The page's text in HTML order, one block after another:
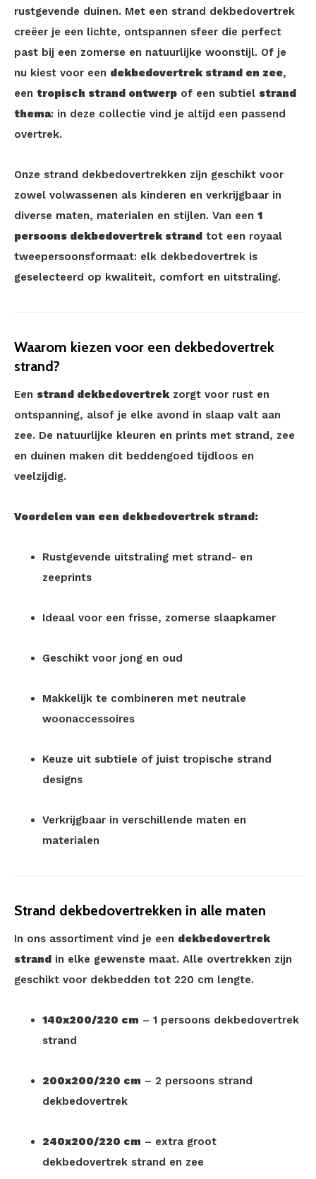
rustgevende duinen. Met een strand dekbedovertrek
creëer je een lichte, ontspannen sfeer die perfect
past bij een zomerse en natuurlijke woonstijl. Of je
nu kiest voor een dekbedovertrek strand en zee,
een tropisch strand ontwerp of een subtiel strand
thema: in deze collectie vind je altijd een passend
overtrek.
Onze strand dekbedovertrekken zijn geschikt voor
zowel volwassenen als kinderen en verkrijgbaar in
diverse maten, materialen en stijlen. Van een 1
persoons dekbedovertrek strand tot een royaal
tweepersoonsformaat: elk dekbedovertrek is
geselecteerd op kwaliteit, comfort en uitstraling.
Waarom kiezen voor een dekbedovertrek
strand?
Een strand dekbedovertrekzorgt voor rust en
ontspanning, alsof je elke avond in slaap valt aan
zee. De natuurlijke kleuren en prints met strand, zee
en duinen maken dit beddengoed tijdloos en
veelzijdig.
Voordelen van een dekbedovertrek strand:
Rustgevende uitstraling met strand- en
zeeprints
Ideaal voor een frisse, zomerse slaapkamer
Geschikt voor jong en oud
Makkelijk te combineren met neutrale
woonaccessoires
Keuze uit subtiele of juist tropische strand
designs
Verkrijgbaar in verschillende maten en
materialen
Strand dekbedovertrekken in alle maten
In ons assortiment vind je een dekbedovertrek
strand in elke gewenste maat. Alle overtrekken zijn
geschikt voor dekbedden tot 220 cm lengte.
140x200/220 cm – 1 persoons dekbedovertrek
strand
200x200/220 cm – 2 persoons strand
dekbedovertrek
240x200/220 cm – extra groot
dekbedovertrek strand en zee